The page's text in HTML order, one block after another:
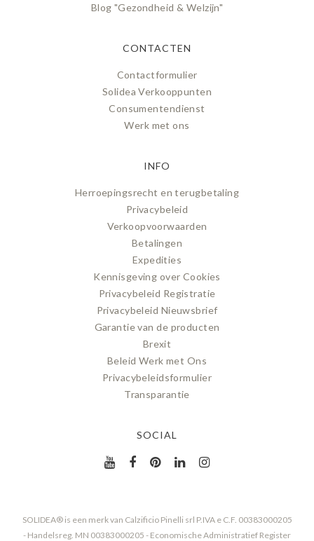
Blog "Gezondheid & Welzijn"
CONTACTEN
Contactformulier
Solidea Verkooppunten
Consumentendienst
Werk met ons
INFO
Herroepingsrecht en terugbetaling
Privacybeleid
Verkoopvoorwaarden
Betalingen
Expedities
Kennisgeving over Cookies
Privacybeleid Registratie
Privacybeleid Nieuwsbrief
Garantie van de producten
Brexit
Beleid Werk met Ons
Privacybeleidsformulier
Transparantie
SOCIAL
SOLIDEA® is een merk van Calzificio Pinelli srl P.IVA e C.F. 00383000205
- Handelsreg. MN 00383000205 - Economische Administratief Register